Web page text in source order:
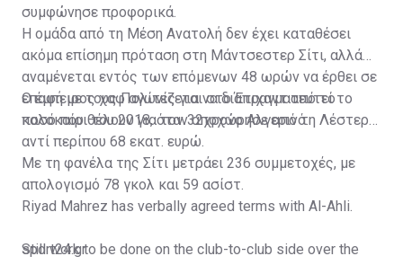
συμφώνησε προφορικά.
Η ομάδα από τη Μέση Ανατολή δεν έχει καταθέσει
ακόμα επίσημη πρόταση στη Μάντσεστερ Σίτι, αλλά
αναμένεται εντός των επόμενων 48 ωρών να έρθει σε
επαφή με τους Πολίτες για να διαπραγματευτεί το
ποσό που θέλουν για τον 32χρονο Αλγερινό.
Ο έμπειρος χαφ αγωνίζεται στο Έτιχαντ από το
καλοκαίρι του 2018, όταν αποχώρησε από τη Λέστερ
αντί περίπου 68 εκατ. ευρώ.
Με τη φανέλα της Σίτι μετράει 236 συμμετοχές, με
απολογισμό 78 γκολ και 59 ασίστ.
Riyad Mahrez has verbally agreed terms with Al-Ahli.
Still work to be done on the club-to-club side over the
sport24.gr